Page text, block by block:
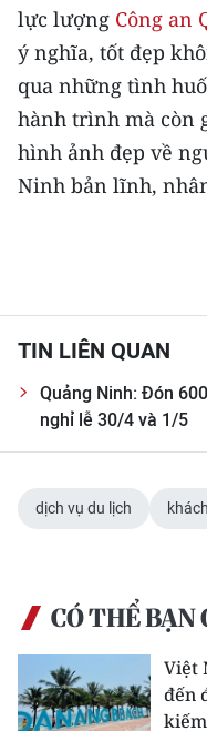
한국어
lực lượng Công an
ý nghĩa, tốt đẹp
qua những tình
hành trình mà còn
hình ảnh đẹp về
Ninh bản lĩnh,
TIN LIÊN QUAN
Quảng Ninh: Đón
nghỉ lễ 30/4 và 1/5
dịch vụ du lịch
CÓ THỂ BẠN
Việt
đến